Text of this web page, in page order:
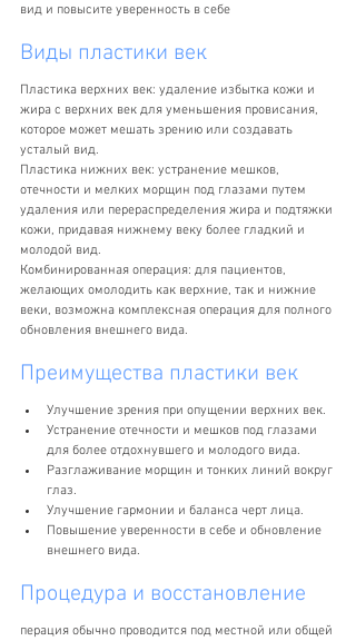
вид и повысите уверенность в себе
Виды пластики век
Пластика верхних век: удаление избытка кожи и
жира с верхних век для уменьшения провисания,
которое может мешать зрению или создавать
усталый вид.
Пластика нижних век: устранение мешков,
отечности и мелких морщин под глазами путем
удаления или перераспределения жира и подтяжки
кожи, придавая нижнему веку более гладкий и
молодой вид.
Комбинированная операция: для пациентов,
желающих омолодить как верхние, так и нижние
веки, возможна комплексная операция для полного
обновления внешнего вида.
Преимущества пластики век
Улучшение зрения при опущении верхних век.
Устранение отечности и мешков под глазами
для более отдохнувшего и молодого вида.
Разглаживание морщин и тонких линий вокруг
глаз.
Улучшение гармонии и баланса черт лица.
Повышение уверенности в себе и обновление
внешнего вида.
Процедура и восстановление
перация обычно проводится под местной или общей